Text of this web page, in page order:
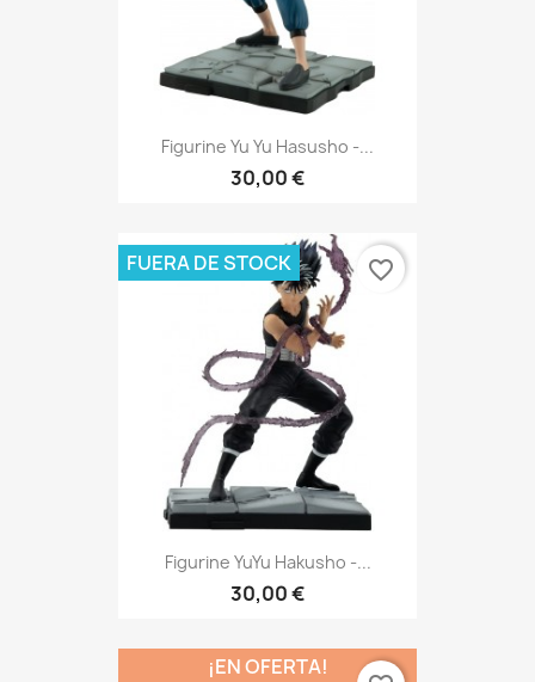
Figurine Yu Yu Hasusho -...
30,00 €
Figurine YuYu Hakusho -...
30,00 €
FUERA DE STOCK favorite_border
¡EN OFERTA!